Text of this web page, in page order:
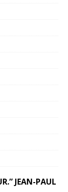
JEAN-PAUL